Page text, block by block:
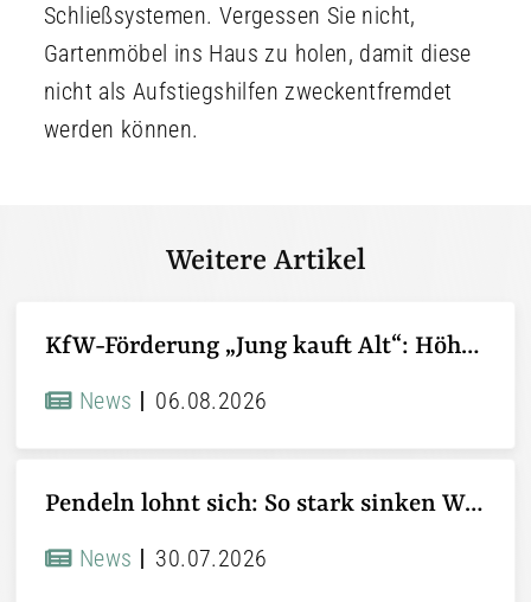
Schließsystemen. Vergessen Sie nicht,
Gartenmöbel ins Haus zu holen, damit diese
nicht als Aufstiegshilfen zweckentfremdet
werden können.
Weitere Artikel
KfW-Förderung „Jung kauft Alt“: Höhere Kredite ab August 2026
News 06.08.2026
Pendeln lohnt sich: So stark sinken Wohnungspreise im Umland
News 30.07.2026